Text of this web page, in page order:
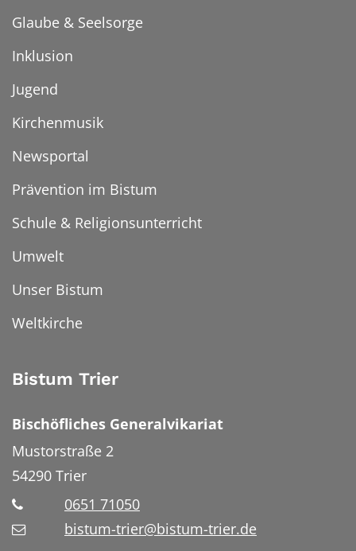
Glaube & Seelsorge
Inklusion
Jugend
Kirchenmusik
Newsportal
Prävention im Bistum
Schule & Religionsunterricht
Umwelt
Unser Bistum
Weltkirche
Bistum Trier
Bischöfliches Generalvikariat
Mustorstraße 2
54290 Trier
0651 71050
bistum-trier@bistum-trier.de